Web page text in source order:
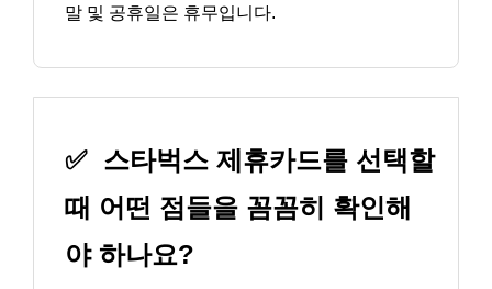
말 및 공휴일은 휴무입니다.
✅ 스타벅스 제휴카드를 선택할
때 어떤 점들을 꼼꼼히 확인해
야 하나요?